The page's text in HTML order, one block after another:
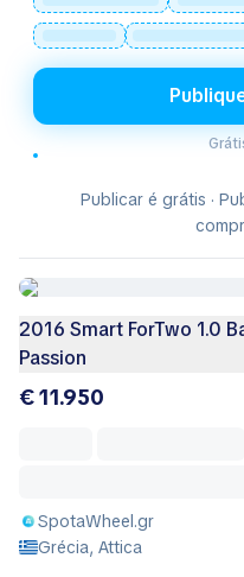
Publicar é grátis ·
2016 Smart ForTwo 1.0
Passion
€ 11.950
SpotaWheel.gr
Grécia, Attica